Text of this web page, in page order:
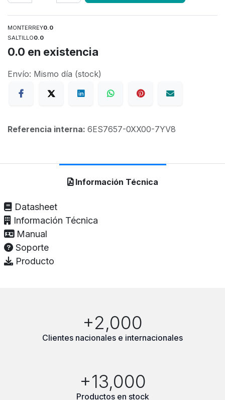
MONTERREY0.0
SALTILLO0.0
0.0 en existencia
Envío: Mismo día (stock)
Referencia interna: 6ES7657-0XX00-7YV8
Información Técnica
Datasheet
Información Técnica
Manual
Soporte
Producto
+2,000
Clientes nacionales e internacionales
+13,000
Productos en stock